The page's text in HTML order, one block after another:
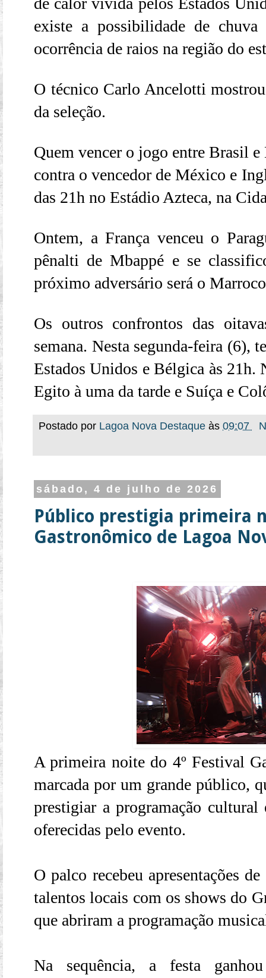
existe a possibilidade de
ocorrência de raios na região do
O técnico Carlo Ancelotti
da seleção.
Quem vencer o jogo entre Brasil
contra o vencedor de México e
das 21h no Estádio Azteca, na
Ontem, a França venceu o
pênalti de Mbappé e se
próximo adversário será o
Os outros confrontos das
semana. Nesta segunda-feira (6),
Estados Unidos e Bélgica às 21h.
Egito à uma da tarde e Suíça e
Postado por Lagoa Nova Destaque às 09:07
sábado, 4 de julho de 2026
Público prestigia primeira
Gastronômico de Lagoa
A primeira noite do 4º Festival
marcada por um grande público,
prestigiar a programação cultural
oferecidas pelo evento.
O palco recebeu apresentações
talentos locais com os shows do
que abriram a programação
Na sequência, a festa